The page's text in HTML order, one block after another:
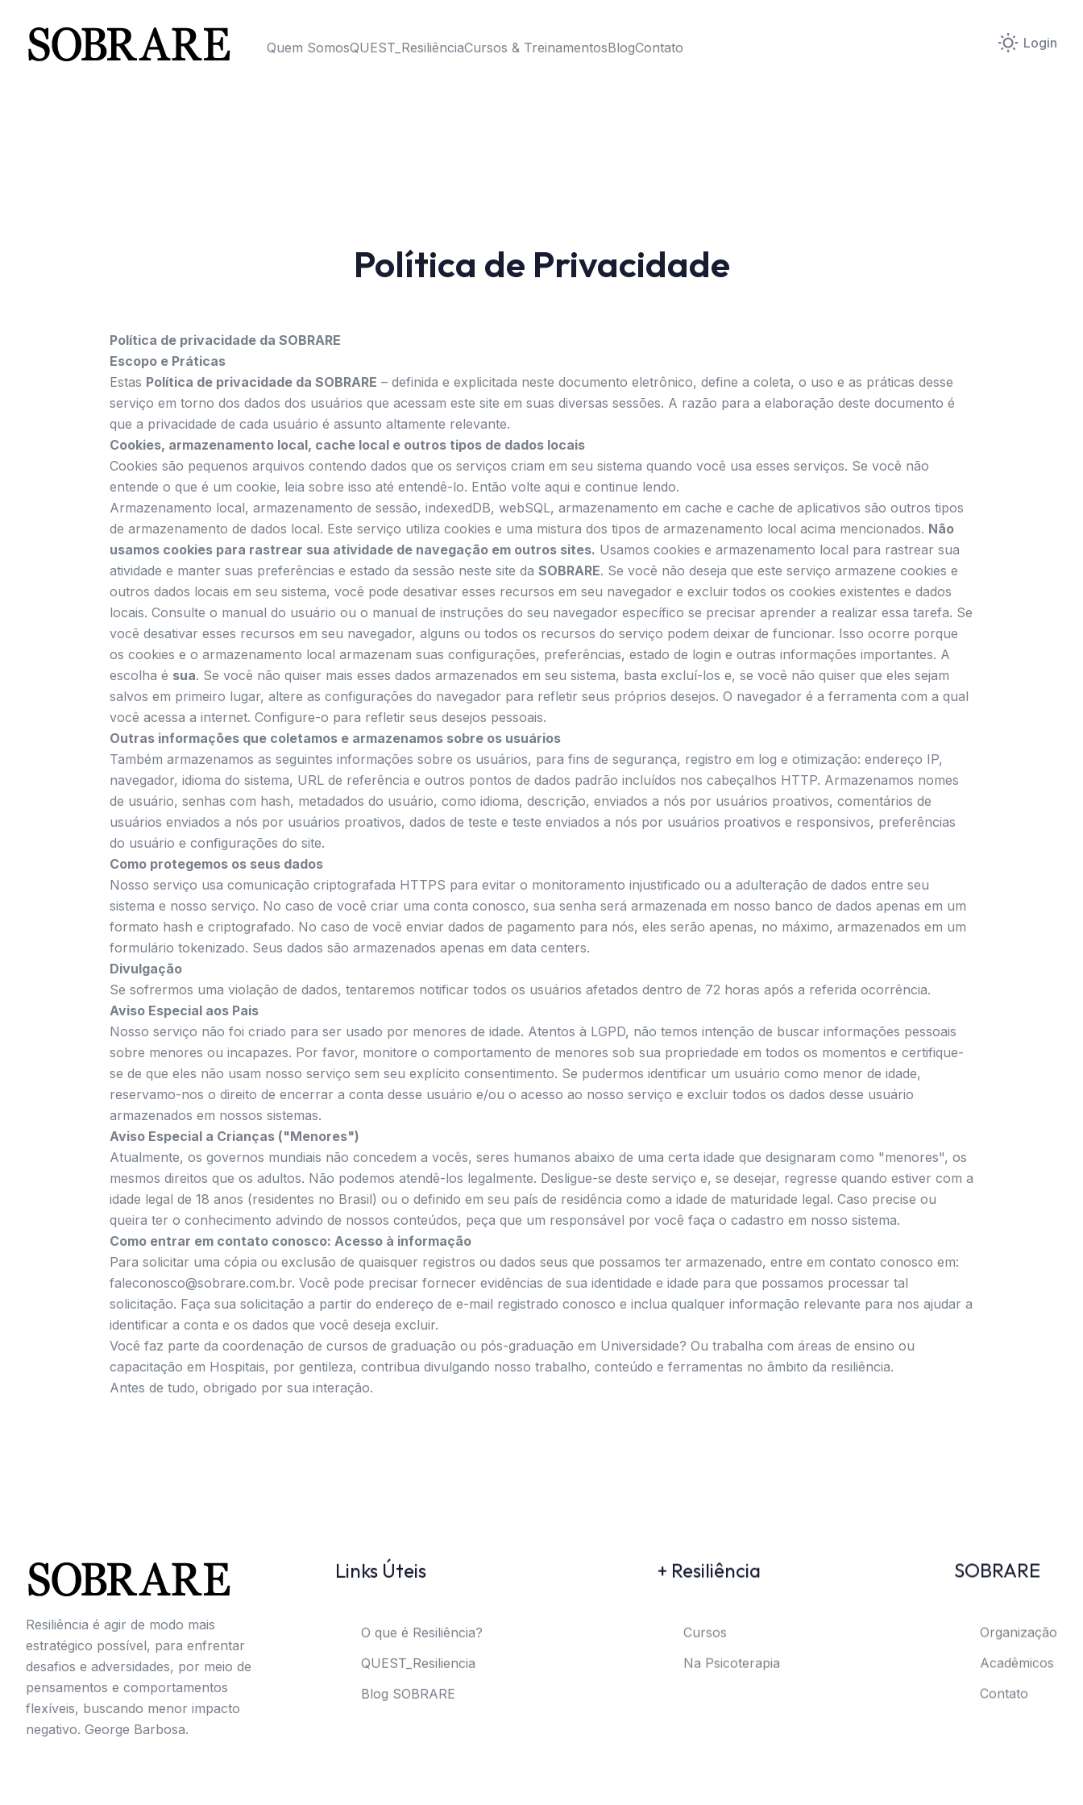
Quem SomosQUEST_ResiliênciaCursos & TreinamentosBlogContato Login
Política de Privacidade
Política de privacidade da SOBRARE
Escopo e Práticas
Estas Política de privacidade da SOBRARE – definida e explicitada neste documento eletrônico, define a coleta, o uso e as práticas desse
serviço em torno dos dados dos usuários que acessam este site em suas diversas sessões. A razão para a elaboração deste documento é
que a privacidade de cada usuário é assunto altamente relevante.
Cookies, armazenamento local, cache local e outros tipos de dados locais
Cookies são pequenos arquivos contendo dados que os serviços criam em seu sistema quando você usa esses serviços. Se você não
entende o que é um cookie, leia sobre isso até entendê-lo. Então volte aqui e continue lendo.
Armazenamento local, armazenamento de sessão, indexedDB, webSQL, armazenamento em cache e cache de aplicativos são outros tipos
de armazenamento de dados local. Este serviço utiliza cookies e uma mistura dos tipos de armazenamento local acima mencionados. Não
usamos cookies para rastrear sua atividade de navegação em outros sites. Usamos cookies e armazenamento local para rastrear sua
atividade e manter suas preferências e estado da sessão neste site da SOBRARE. Se você não deseja que este serviço armazene cookies e
outros dados locais em seu sistema, você pode desativar esses recursos em seu navegador e excluir todos os cookies existentes e dados
locais. Consulte o manual do usuário ou o manual de instruções do seu navegador específico se precisar aprender a realizar essa tarefa. Se
você desativar esses recursos em seu navegador, alguns ou todos os recursos do serviço podem deixar de funcionar. Isso ocorre porque
os cookies e o armazenamento local armazenam suas configurações, preferências, estado de login e outras informações importantes. A
escolha é sua. Se você não quiser mais esses dados armazenados em seu sistema, basta excluí-los e, se você não quiser que eles sejam
salvos em primeiro lugar, altere as configurações do navegador para refletir seus próprios desejos. O navegador é a ferramenta com a qual
você acessa a internet. Configure-o para refletir seus desejos pessoais.
Outras informações que coletamos e armazenamos sobre os usuários
Também armazenamos as seguintes informações sobre os usuários, para fins de segurança, registro em log e otimização: endereço IP,
navegador, idioma do sistema, URL de referência e outros pontos de dados padrão incluídos nos cabeçalhos HTTP. Armazenamos nomes
de usuário, senhas com hash, metadados do usuário, como idioma, descrição, enviados a nós por usuários proativos, comentários de
usuários enviados a nós por usuários proativos, dados de teste e teste enviados a nós por usuários proativos e responsivos, preferências
do usuário e configurações do site.
Como protegemos os seus dados
Nosso serviço usa comunicação criptografada HTTPS para evitar o monitoramento injustificado ou a adulteração de dados entre seu
sistema e nosso serviço. No caso de você criar uma conta conosco, sua senha será armazenada em nosso banco de dados apenas em um
formato hash e criptografado. No caso de você enviar dados de pagamento para nós, eles serão apenas, no máximo, armazenados em um
formulário tokenizado. Seus dados são armazenados apenas em data centers.
Divulgação
Se sofrermos uma violação de dados, tentaremos notificar todos os usuários afetados dentro de 72 horas após a referida ocorrência.
Aviso Especial aos Pais
Nosso serviço não foi criado para ser usado por menores de idade. Atentos à LGPD, não temos intenção de buscar informações pessoais
sobre menores ou incapazes. Por favor, monitore o comportamento de menores sob sua propriedade em todos os momentos e certifique-
se de que eles não usam nosso serviço sem seu explícito consentimento. Se pudermos identificar um usuário como menor de idade,
reservamo-nos o direito de encerrar a conta desse usuário e/ou o acesso ao nosso serviço e excluir todos os dados desse usuário
armazenados em nossos sistemas.
Aviso Especial a Crianças ("Menores")
Atualmente, os governos mundiais não concedem a vocês, seres humanos abaixo de uma certa idade que designaram como "menores", os
mesmos direitos que os adultos. Não podemos atendê-los legalmente. Desligue-se deste serviço e, se desejar, regresse quando estiver com a
idade legal de 18 anos (residentes no Brasil) ou o definido em seu país de residência como a idade de maturidade legal. Caso precise ou
queira ter o conhecimento advindo de nossos conteúdos, peça que um responsável por você faça o cadastro em nosso sistema.
Como entrar em contato conosco: Acesso à informação
Para solicitar uma cópia ou exclusão de quaisquer registros ou dados seus que possamos ter armazenado, entre em contato conosco em:
faleconosco@sobrare.com.br. Você pode precisar fornecer evidências de sua identidade e idade para que possamos processar tal
solicitação. Faça sua solicitação a partir do endereço de e-mail registrado conosco e inclua qualquer informação relevante para nos ajudar a
identificar a conta e os dados que você deseja excluir.
Você faz parte da coordenação de cursos de graduação ou pós-graduação em Universidade? Ou trabalha com áreas de ensino ou
capacitação em Hospitais, por gentileza, contribua divulgando nosso trabalho, conteúdo e ferramentas no âmbito da resiliência.
Antes de tudo, obrigado por sua interação.
Resiliência é agir de modo mais
estratégico possível, para enfrentar
desafios e adversidades, por meio de
pensamentos e comportamentos
flexíveis, buscando menor impacto
negativo. George Barbosa.
Links Úteis
O que é Resiliência?
QUEST_Resiliencia
Blog SOBRARE
+ Resiliência
Cursos
Na Psicoterapia
SOBRARE
Organização
Acadêmicos
Contato